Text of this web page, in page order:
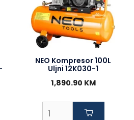
NEO Kompresor 100L
Uljni 12K030-1
1,890.90 KM